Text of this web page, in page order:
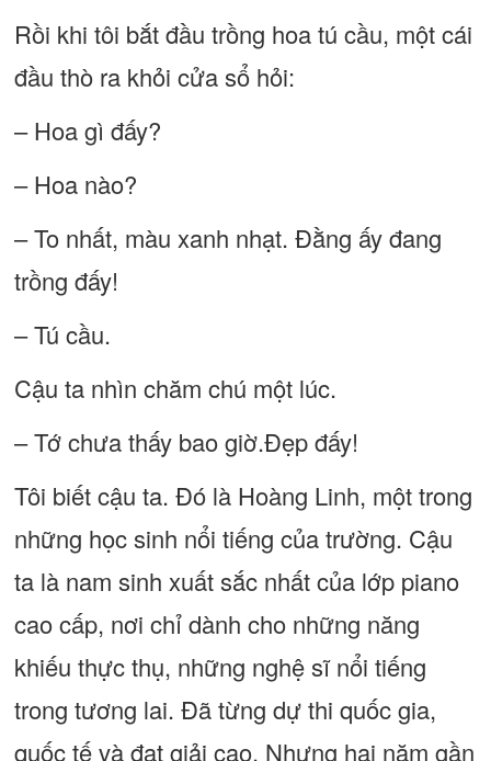
Rồi khi tôi bắt đầu trồng hoa tú cầu, một cái
đầu thò ra khỏi cửa sổ hỏi:
– Hoa gì đấy?
– Hoa nào?
– To nhất, màu xanh nhạt. Đằng ấy đang
trồng đấy!
– Tú cầu.
Cậu ta nhìn chăm chú một lúc.
– Tớ chưa thấy bao giờ.Đẹp đấy!
Tôi biết cậu ta. Đó là Hoàng Linh, một trong
những học sinh nổi tiếng của trường. Cậu
ta là nam sinh xuất sắc nhất của lớp piano
cao cấp, nơi chỉ dành cho những năng
khiếu thực thụ, những nghệ sĩ nổi tiếng
trong tương lai. Đã từng dự thi quốc gia,
quốc tế và đạt giải cao. Nhưng hai năm gần